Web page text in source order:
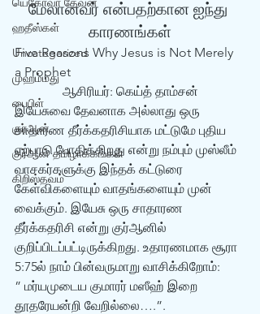
ஹதீஸ்கள்
Uncategorized
முஹம்மது
பைபிள்
குர்‍ஆன்
குர்‍ஆன் தமிழாக்கங்கள்
கிறிஸ்தவம்
மேலானவர் என்பதற்கான ஐந்து
காரணங்கள்
Five Reasons Why Jesus is Not Merely
a Prophet
ஆசிரியர்: கெய்த் தாம்சன்
இயேசுவை தேவனாக அல்லாது ஒரு
சாதாரண தீர்க்கதரிசியாக மட்டுமே புதிய
ஏற்பாடு போதிக்கிறது என்று நம்பும் முஸ்லீம்
வாசகர்களுக்கு இந்தக் கட்டுரை
கேள்விகளையும் வாதங்களையும் முன்
வைக்கும். இயேசு ஒரு சாதாரண
தீர்க்கதரிசி என்று குர்‍ஆனில்
குறிப்பிடப்பட்டிருக்கிறது. உதாரணமாக சூரா
5:75ல் நாம் பின்வருமாறு வாசிக்கிறோம்:
” மர்யமுடைய குமாரர் மஸீஹ் இறை
தூதரேயன்றி வேறில்லை….”.